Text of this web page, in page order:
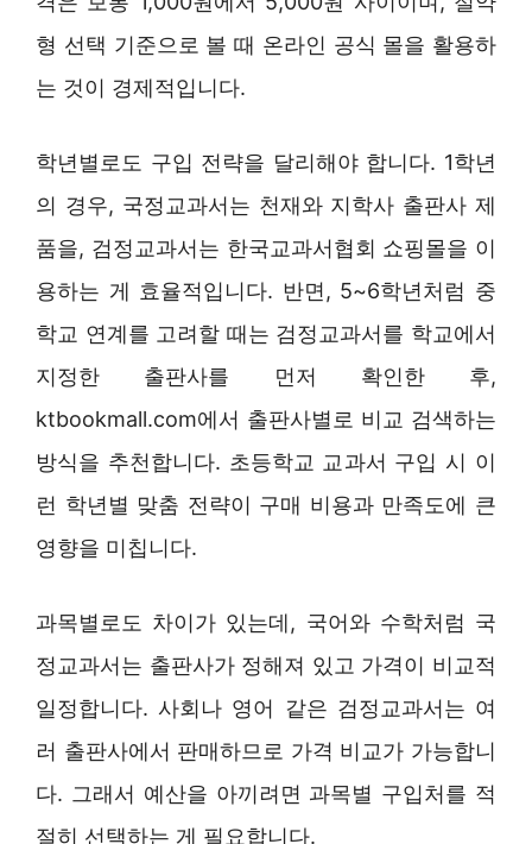
형 선택 기준으로 볼 때 온라인 공식 몰을 활용하
는 것이 경제적입니다.
학년별로도 구입 전략을 달리해야 합니다. 1학년
의 경우, 국정교과서는 천재와 지학사 출판사 제
품을, 검정교과서는 한국교과서협회 쇼핑몰을 이
용하는 게 효율적입니다. 반면, 5~6학년처럼 중
학교 연계를 고려할 때는 검정교과서를 학교에서
지정한 출판사를 먼저 확인한 후,
ktbookmall.com에서 출판사별로 비교 검색하는
방식을 추천합니다. 초등학교 교과서 구입 시 이
런 학년별 맞춤 전략이 구매 비용과 만족도에 큰
영향을 미칩니다.
과목별로도 차이가 있는데, 국어와 수학처럼 국
정교과서는 출판사가 정해져 있고 가격이 비교적
일정합니다. 사회나 영어 같은 검정교과서는 여
러 출판사에서 판매하므로 가격 비교가 가능합니
다. 그래서 예산을 아끼려면 과목별 구입처를 적
절히 선택하는 게 필요합니다.